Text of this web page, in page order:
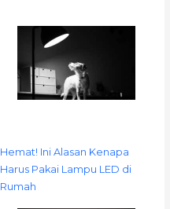
Hemat! Ini Alasan Kenapa
Harus Pakai Lampu LED di
Rumah